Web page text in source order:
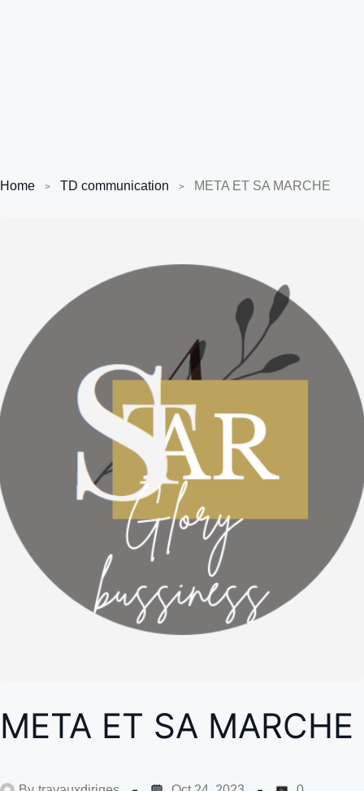
Home TD communication META ET SA MARCHE
META ET SA MARCHE